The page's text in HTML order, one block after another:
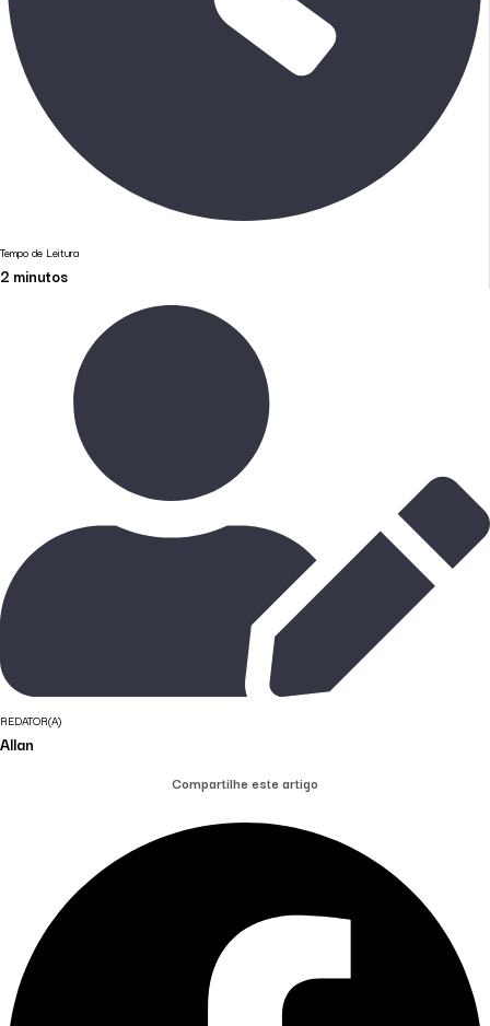
Tempo de Leitura
2 minutos
REDATOR(A)
Allan
Compartilhe este artigo